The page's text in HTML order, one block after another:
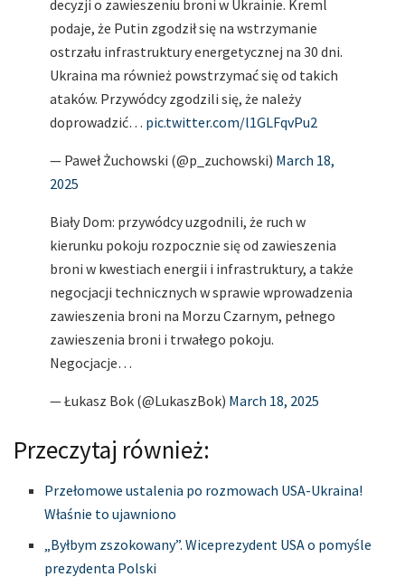
decyzji o zawieszeniu broni w Ukrainie. Kreml
podaje, że Putin zgodził się na wstrzymanie
ostrzału infrastruktury energetycznej na 30 dni.
Ukraina ma również powstrzymać się od takich
ataków. Przywódcy zgodzili się, że należy
doprowadzić… pic.twitter.com/l1GLFqvPu2
— Paweł Żuchowski (@p_zuchowski) March 18,
2025
Biały Dom: przywódcy uzgodnili, że ruch w
kierunku pokoju rozpocznie się od zawieszenia
broni w kwestiach energii i infrastruktury, a także
negocjacji technicznych w sprawie wprowadzenia
zawieszenia broni na Morzu Czarnym, pełnego
zawieszenia broni i trwałego pokoju.
Negocjacje…
— Łukasz Bok (@LukaszBok) March 18, 2025
Przeczytaj również:
Przełomowe ustalenia po rozmowach USA-Ukraina!
Właśnie to ujawniono
„Byłbym zszokowany”. Wiceprezydent USA o pomyśle
prezydenta Polski